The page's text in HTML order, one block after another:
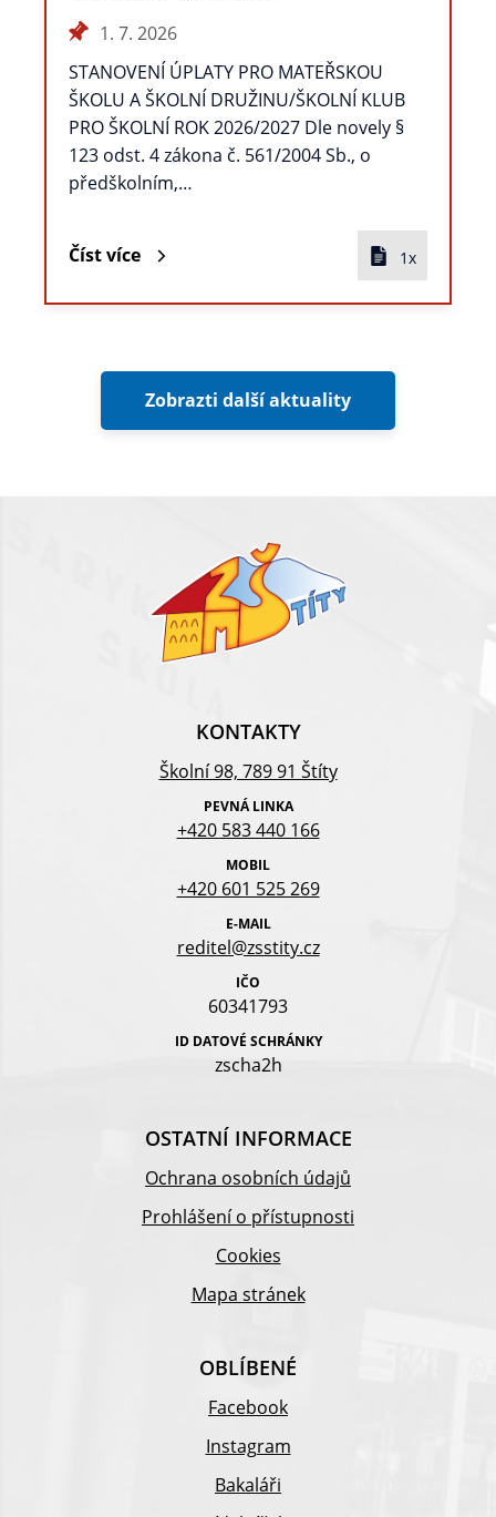
1. 7. 2026
STANOVENÍ ÚPLATY PRO MATEŘSKOU
ŠKOLU A ŠKOLNÍ DRUŽINU/ŠKOLNÍ KLUB
PRO ŠKOLNÍ ROK 2026/2027 Dle novely §
123 odst. 4 zákona č. 561/2004 Sb., o
předškolním,…
Číst více 1x
Zobrazti další aktuality
KONTAKTY
Školní 98, 789 91 Štíty
PEVNÁ LINKA
+420 583 440 166
MOBIL
+420 601 525 269
E-MAIL
reditel@zsstity.cz
IČO
60341793
ID DATOVÉ SCHRÁNKY
zscha2h
OSTATNÍ INFORMACE
Ochrana osobních údajů
Prohlášení o přístupnosti
Cookies
Mapa stránek
OBLÍBENÉ
Facebook
Instagram
Bakaláři